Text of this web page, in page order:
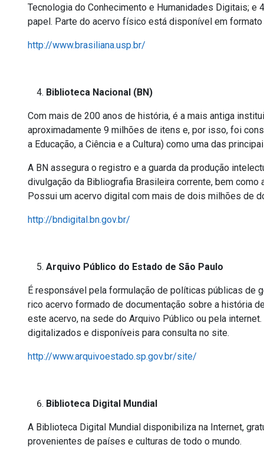
Tecnologia do Conhecimento e Humanidades Digitais;
papel. Parte do acervo físico está disponível em formato
http://www.brasiliana.usp.br/
Biblioteca Nacional (BN)
Com mais de 200 anos de história, é a mais antiga
aproximadamente 9 milhões de itens e, por isso, foi
a Educação, a Ciência e a Cultura) como uma das
A BN assegura o registro e a guarda da produção
divulgação da Bibliografia Brasileira corrente, bem
Possui um acervo digital com mais de dois milhões de
http://bndigital.bn.gov.br/
Arquivo Público do Estado de São Paulo
É responsável pela formulação de políticas públicas de
rico acervo formado de documentação sobre a história
este acervo, na sede do Arquivo Público ou pela
digitalizados e disponíveis para consulta no site.
http://www.arquivoestado.sp.gov.br/site/
Biblioteca Digital Mundial
A Biblioteca Digital Mundial disponibiliza na Internet,
provenientes de países e culturas de todo o mundo.